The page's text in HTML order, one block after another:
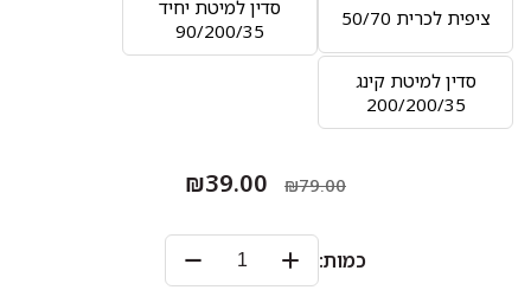
ציפית לכרית 50/70
סדין למיטת יחיד
90/200/35
סדין למיטת קינג
200/200/35
₪79.00
₪39.00
כמות: